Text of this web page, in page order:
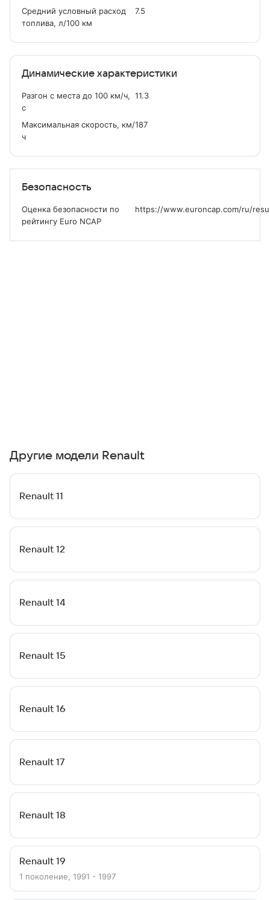
Средний условный расход
топлива, л/100 км
7.5
Динамические характеристики
Разгон с места до 100 км/ч,
с
11.3
Максимальная скорость, км/
ч
187
Безопасность
Оценка безопасности по
рейтингу Euro NCAP
https://www.euroncap.com/ru/
Другие модели Renault
Renault 11
Renault 12
Renault 14
Renault 15
Renault 16
Renault 17
Renault 18
Renault 19
1 поколение, 1991 - 1997